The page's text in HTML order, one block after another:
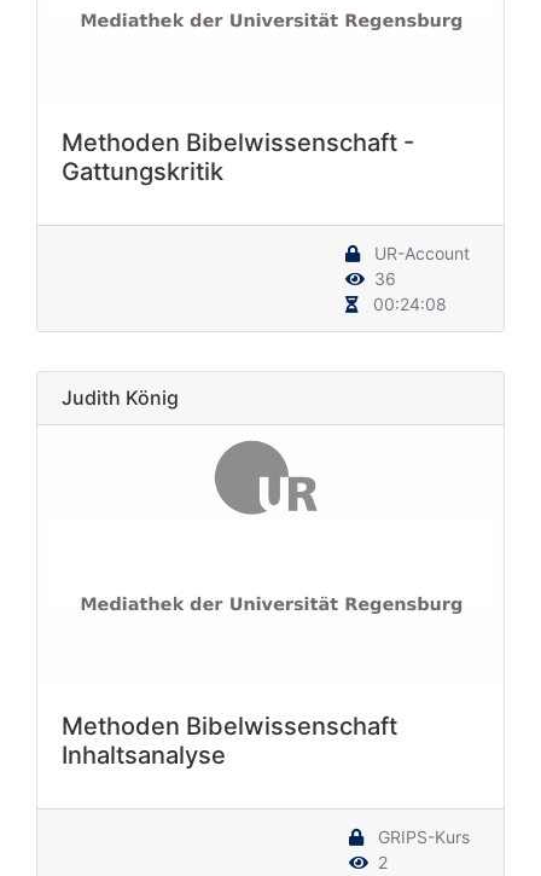
Methoden Bibelwissenschaft -
Gattungskritik
UR-Account
36
00:24:08
Judith König
Methoden Bibelwissenschaft
Inhaltsanalyse
GRIPS-Kurs
2